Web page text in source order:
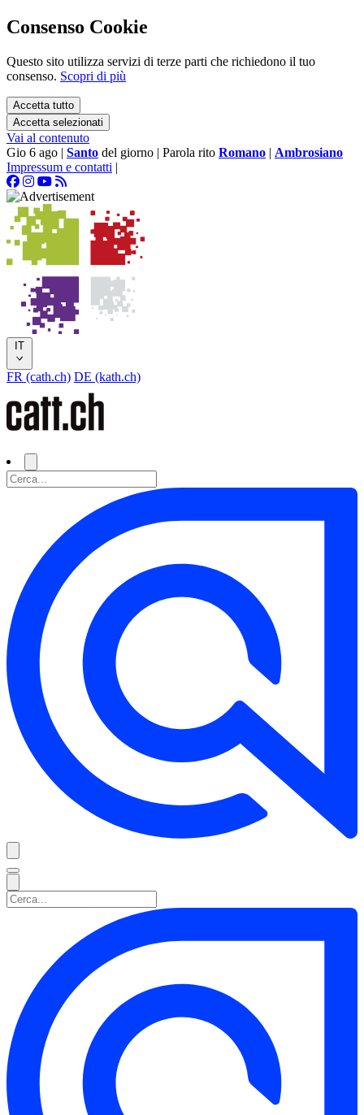
Consenso Cookie
Questo sito utilizza servizi di terze parti che richiedono il tuo
consenso. Scopri di più
Accetta tutto
Accetta selezionati
Vai al contenuto
Gio 6 ago | Santo del giorno | Parola rito Romano | Ambrosiano
Impressum e contatti |
IT
FR (cath.ch) DE (kath.ch)